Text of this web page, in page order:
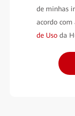
de minhas
acordo com
de Uso da